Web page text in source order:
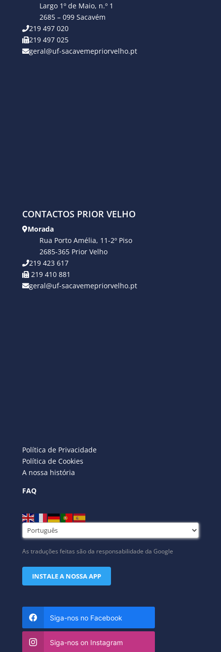
Largo 1º de Maio, n.º 1
2685 – 099 Sacavém
219 497 020
219 497 025
geral@uf-sacavemepriorvelho.pt
CONTACTOS PRIOR VELHO
Morada
Rua Porto Amélia, 11-2º Piso
2685-365 Prior Velho
219 423 617
219 410 881
geral@uf-sacavemepriorvelho.pt
Política de Privacidade
Política de Cookies
A nossa história
FAQ
As traduções feitas são da responsabilidade da Google
INSTALE A NOSSA APP
Siga-nos no Facebook
Siga-nos on Instagram